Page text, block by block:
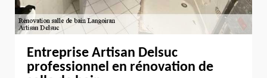
Entreprise Artisan Delsuc
professionnel en rénovation de